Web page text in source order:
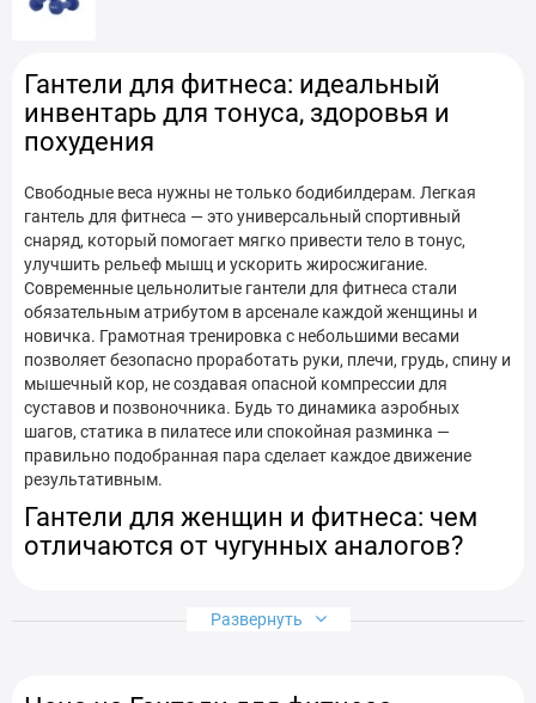
Гантели для фитнеса в Ивано-Франковске
Гантели для фитнеса в Киеве
Гантели для фитнеса в Кременчуге
Гантели для фитнеса в Кривом Роге
Гантели для фитнеса в Кропивницком
Гантели для фитнеса в Луцке
Гантели для фитнеса в Николаеве
Гантели для фитнеса в Одессе
Гантели для фитнеса в Полтаве
Гантели для фитнеса в Сумах
Гантели для фитнеса в Харькове
Гантели для фитнеса: идеальный
инвентарь для тонуса, здоровья и
похудения
Свободные веса нужны не только бодибилдерам. Легкая
гантель для фитнеса — это универсальный спортивный
снаряд, который помогает мягко привести тело в тонус,
улучшить рельеф мышц и ускорить жиросжигание.
Современные цельнолитые гантели для фитнеса стали
обязательным атрибутом в арсенале каждой женщины и
новичка. Грамотная тренировка с небольшими весами
позволяет безопасно проработать руки, плечи, грудь, спину и
мышечный кор, не создавая опасной компрессии для
суставов и позвоночника. Будь то динамика аэробных
шагов, статика в пилатесе или спокойная разминка —
правильно подобранная пара сделает каждое движение
результативным.
Гантели для женщин и фитнеса: чем
отличаются от чугунных аналогов?
грубы. Качественные фитнес гантели для женщин и девушек
оболочку. Компактность и продуманная эргономика
Развернуть